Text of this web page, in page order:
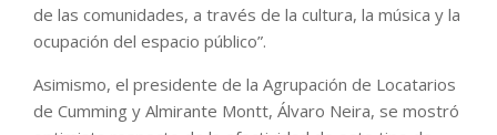
de las comunidades, a través de la cultura, la música y la
ocupación del espacio público”.
Asimismo, el presidente de la Agrupación de Locatarios
de Cumming y Almirante Montt, Álvaro Neira, se mostró